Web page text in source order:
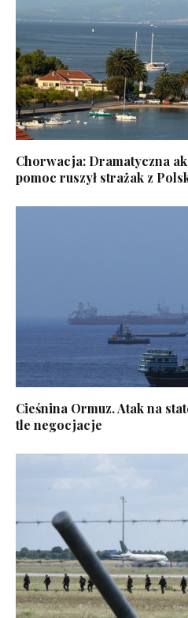
Chorwacja: Dramatyczna
pomoc ruszył strażak z
Cieśnina Ormuz. Atak na
tle negocjacje